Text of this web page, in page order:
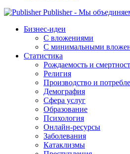
Publisher - Мы
Бизнес-идеи
С вложениями
С минимальными
Статистика
Рождаемость и
Религия
Производство и
Демография
Сфера услуг
Образование
Психология
Онлайн-ресурсы
Заболевания
Катаклизмы